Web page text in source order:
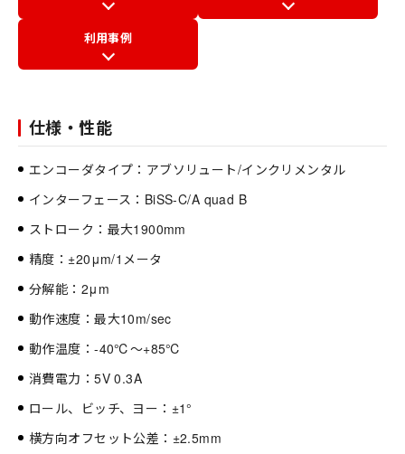
利用事例
仕様・性能
エンコーダタイプ：アブソリュート/インクリメンタル
インターフェース：BiSS-C/A quad B
ストローク：最大1900mm
精度：±20μm/1メータ
分解能：2μm
動作速度：最大10m/sec
動作温度：-40℃～+85℃
消費電力：5V 0.3A
ロール、ビッチ、ヨー：±1°
横方向オフセット公差：±2.5mm